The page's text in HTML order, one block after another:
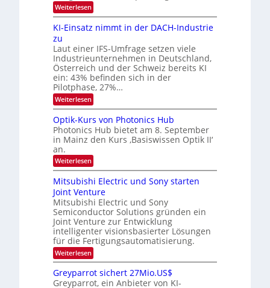
l
d
v
r
a
r
b
e
i
t
u
n
s
T
r
e
n
d
s
l
d
e
t
a
r
k
e
s
W
a
c
h
s
t
u
m
i
m
e
r
s
t
e
n
H
a
l
b
j
a
Weiterlesen:
8
9
W
E
-
H
e
r
a
e
u
s
-
S
m
i
a
r
KI-Einsatz nimmt in der DACH-Industrie
zu
Laut einer IFS-Umfrage setzen viele
Industrieunternehmen in Deutschland,
Österreich und der Schweiz bereits KI
ein: 43% befinden sich in der
Pilotphase, 27%…
Weiterlesen:
K
-
E
i
s
a
z
n
i
m
m
t
i
n
d
e
D
A
Optik-Kurs von Photonics Hub
Photonics Hub bietet am 8. September
in Mainz den Kurs ‚Basiswissen Optik II‘
an.
Weiterlesen:
O
p
t
i
k
-
K
u
r
s
v
o
n
P
Mitsubishi Electric und Sony starten
Joint Venture
Mitsubishi Electric und Sony
Semiconductor Solutions gründen ein
Joint Venture zur Entwicklung
intelligenter visionsbasierter Lösungen
für die Fertigungsautomatisierung.
Weiterlesen:
M
t
s
Greyparrot sichert 27Mio.US$
Greyparrot, ein Anbieter von KI-